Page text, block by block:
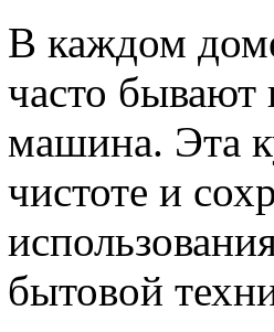
В каждом
часто бывают
машина. Эта
чистоте и
бытовой